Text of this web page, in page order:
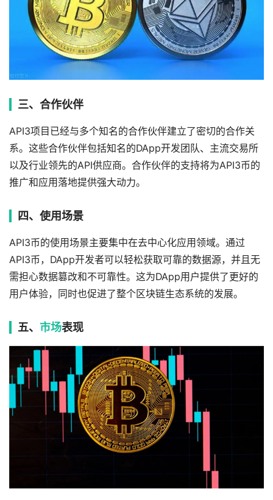
三、合作伙伴
API3项目已经与多个知名的合作伙伴建立了密切的合作关
系。这些合作伙伴包括知名的DApp开发团队、主流交易所
以及行业领先的API供应商。合作伙伴的支持将为API3币的
推广和应用落地提供强大动力。
四、使用场景
API3币的使用场景主要集中在去中心化应用领域。通过
API3币，DApp开发者可以轻松获取可靠的数据源，并且无
需担心数据篡改和不可靠性。这为DApp用户提供了更好的
用户体验，同时也促进了整个区块链生态系统的发展。
五、 市场表现